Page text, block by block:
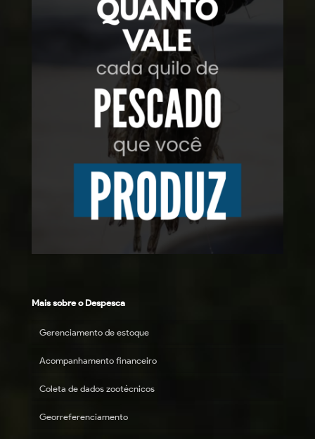
Mais sobre o Despesca
Gerenciamento de estoque
Acompanhamento financeiro
Coleta de dados zootécnicos
Georreferenciamento